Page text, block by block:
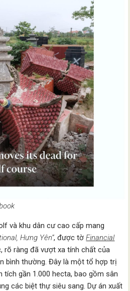
và khu dân cư cao cấp mang
Hưng Yên”, được tờFinancial
rõ ràng đã vượt xa tính chất của
bình thường. Đây là một tổ hợp trị
tích gần 1.000 hecta, bao gồm sân
các biệt thự siêu sang. Dự án xuất